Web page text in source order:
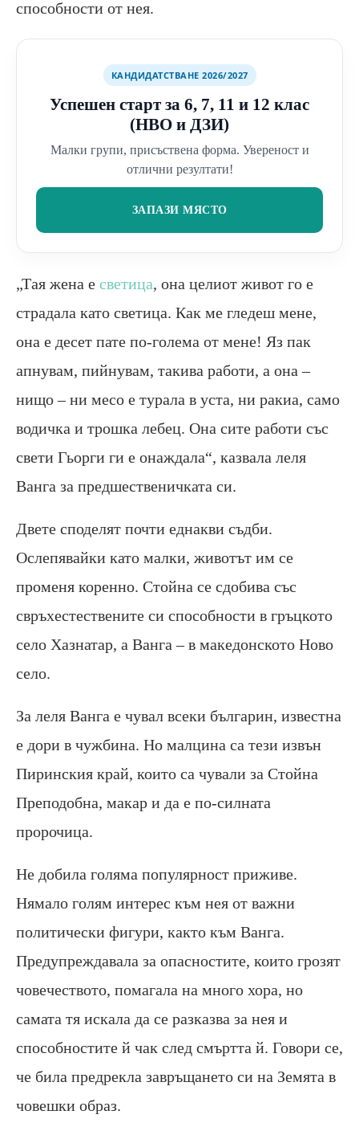
способности от нея.
КАНДИДАТСТВАНЕ 2026/2027
Успешен старт за 6, 7, 11 и 12 клас
(НВО и ДЗИ)
Малки групи, присъствена форма. Увереност и
отлични резултати!
ЗАПАЗИ МЯСТО
„Тая жена е светица, она целиот живот го е
страдала като светица. Как ме гледеш мене,
она е десет пате по-голема от мене! Яз пак
апнувам, пийнувам, такива работи, а она –
нищо – ни месо е турала в уста, ни ракиа, само
водичка и трошка лебец. Она сите работи със
свети Гьорги ги е онаждала“, казвала леля
Ванга за предшественичката си.
Двете споделят почти еднакви съдби.
Ослепявайки като малки, животът им се
променя коренно. Стойна се сдобива със
свръхестествените си способности в гръцкото
село Хазнатар, а Ванга – в македонското Ново
село.
За леля Ванга е чувал всеки българин, известна
е дори в чужбина. Но малцина са тези извън
Пиринския край, които са чували за Стойна
Преподобна, макар и да е по-силната
пророчица.
Не добила голяма популярност приживе.
Нямало голям интерес към нея от важни
политически фигури, както към Ванга.
Предупреждавала за опасностите, които грозят
човечеството, помагала на много хора, но
самата тя искала да се разказва за нея и
способностите й чак след смъртта й. Говори се,
че била предрекла завръщането си на Земята в
човешки образ.